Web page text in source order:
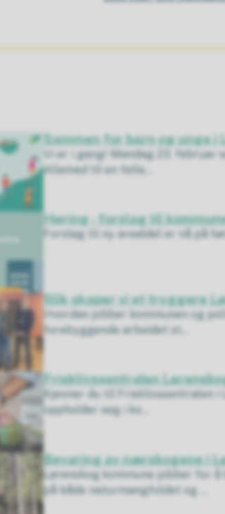
Sammen for barn og unge i
Vi er i gang! Mandag 23.
Allemed til en felle...
Høring - forslag til
Forslag til ny arealdel er nå på
Slik skaper vi et tryggere
Hvordan jobber kommunen og
forebyggende arbeidet st...
Frisklivssentralen
Kjenner du til Frisklivssentralen i
oppholder seg i ko...
Bevaring av nærskogene i
Lørenskog kommune jobber for
på både naturmangfoldet og ...